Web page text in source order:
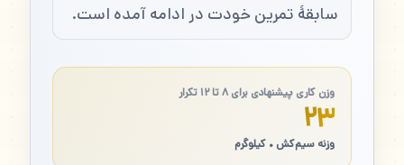
سابقهٔ تمرین خودت در ادامه آمده است.
وزن کاری پیشنهادی برای ۸ تا ۱۲ تکرار
۲۳
وزنه سیم‌کش • کیلوگرم